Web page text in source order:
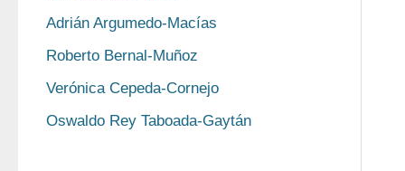
Adrián Argumedo-Macías
Roberto Bernal-Muñoz
Verónica Cepeda-Cornejo
Oswaldo Rey Taboada-Gaytán